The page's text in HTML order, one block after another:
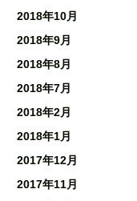
2018年10月
2018年9月
2018年8月
2018年7月
2018年2月
2018年1月
2017年12月
2017年11月